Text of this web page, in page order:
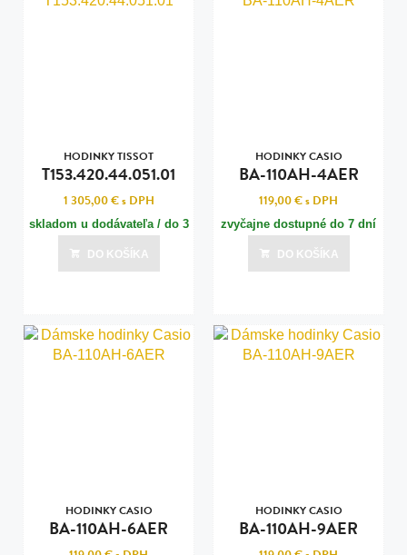
HODINKY TISSOT
T153.420.44.051.01
1 305,00 €s DPH
skladom u dodávateľa / do 3
dní
Posledná aktualizácia dnes o 07:00
DO KOŠÍKA
HODINKY CASIO
BA-110AH-4AER
119,00 €s DPH
zvyčajne dostupné do 7 dní
DO KOŠÍKA
HODINKY CASIO
BA-110AH-6AER
HODINKY CASIO
BA-110AH-9AER